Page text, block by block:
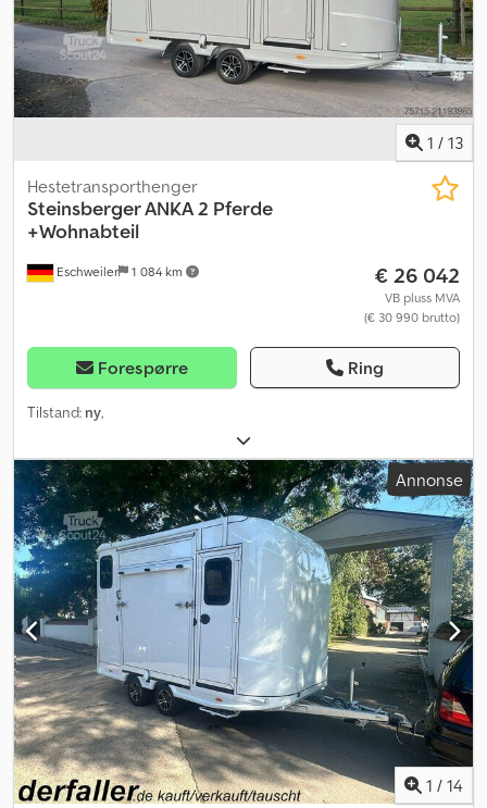
1 / 13
Eschweiler 1 084 km
Hestetransporthenger
Steinsberger ANKA 2 Pferde
+Wohnabteil
€ 26 042
VB pluss MVA
(€ 30 990 brutto)
Forespørre Ring
Tilstand: ny,
Annonse
1 / 14